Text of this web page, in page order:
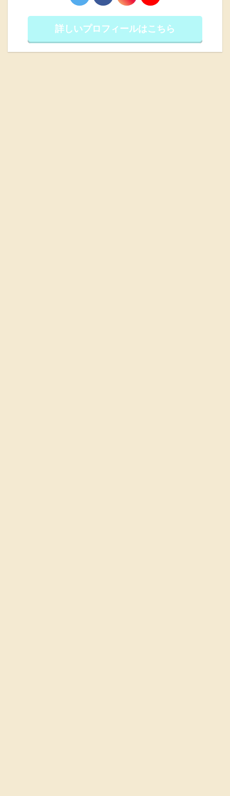
詳しいプロフィールはこちら